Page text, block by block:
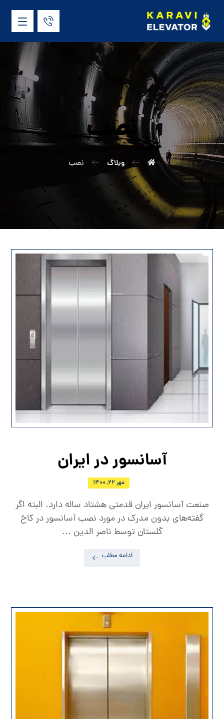
نصب
وبلاگ نصب
آسانسور در ایران
مهر ۲۲, ۱۴۰۰
صنعت آسانسور ایران قدمتی هشتاد ساله دارد. البته اگر
گفته‌های بدون مدرک در مورد نصب آسانسور در کاخ
گلستان توسط ناصر الدین ...
ادامه مطلب